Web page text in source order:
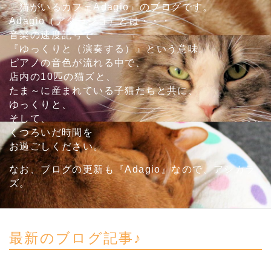
『猫がいるカフェAdagio』のブログです。
Adagio（アダージョ）とは・・・
音楽の速度記号で
『ゆっくりと（演奏する）』という意味。
ピアノの音色が流れる中で、
店内の10匹の猫ズと、
たま～に産まれている子猫たちと共に、
ゆっくりと、
そして、
くつろいだ時間を
お過ごしください。
なお、ブログの更新も『Adagio』なので、アシカラ
ズ。
最新のブログ記事♪